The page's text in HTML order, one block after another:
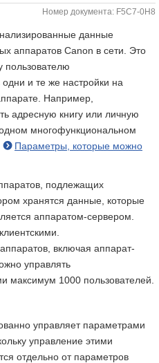
Номер документа: F5C7-0H8
данные
аппаратов Canon в сети. Это
пользователю
одни и те же настройки на
Например,
адресную книгу или личную
многофункциональном
Параметры, которые можно
подлежащих
хранятся данные, которые
аппаратом-сервером.
включая аппарат-
управлять
максимум 1000 пользователей.
управляет параметрами
управление этими
отдельно от параметров